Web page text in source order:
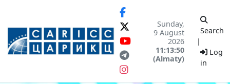
Sunday,
9 August
2026
11:13:50
(Almaty)
Search
|
Log
in